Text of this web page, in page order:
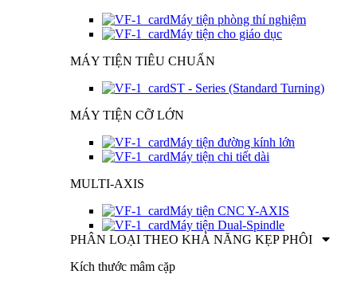
Máy tiện phòng thí nghiệm
Máy tiện cho giáo dục
MÁY TIỆN TIÊU CHUẨN
ST - Series (Standard Turning)
MÁY TIỆN CỠ LỚN
Máy tiện đường kính lớn
Máy tiện chi tiết dài
MULTI-AXIS
Máy tiện CNC Y-AXIS
Máy tiện Dual-Spindle
PHÂN LOẠI THEO KHẢ NĂNG KẸP PHÔI
Kích thước mâm cặp